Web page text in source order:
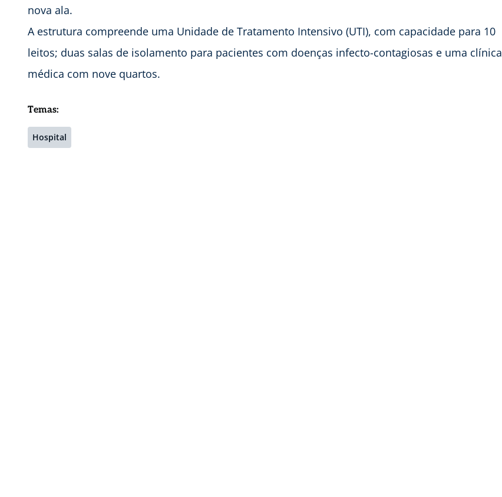
nova ala.
A estrutura compreende uma Unidade de Tratamento Intensivo (UTI), com capacidade para 10
leitos; duas salas de isolamento para pacientes com doenças infecto-contagiosas e uma clínica
médica com nove quartos.
Temas:
Hospital